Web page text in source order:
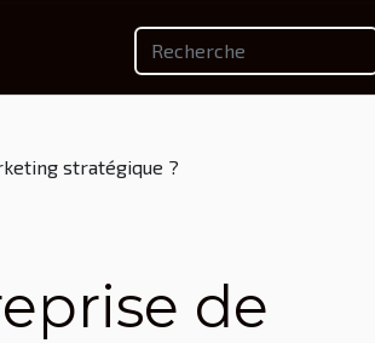
stratégique ?
de